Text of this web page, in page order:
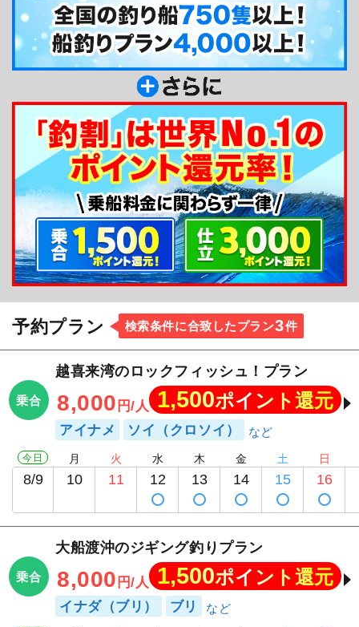
三陸は越喜来・崎浜で釣船始めました。エサ釣り
はもちろん、全国でもめずらしいルアーでのロック
フィッシュゲームは雑誌、ＴＶでも取り上げられま
した。あなたもやってみませんか？親切・丁寧をモ
ットーに御案内致します。よろしくお願いしま
す。
予約プラン 検索条件に合致したプラン3件
乗合
越喜来湾のロックフィッシュ！プラン
8,000 円/人 1,500ポイント還元
アイナメ ソイ（クロソイ）
今日
8/9
月
10
火
11
水
12
木
13
金
14
土
15
日
16
乗合
大船渡沖のジギング釣りプラン
8,000 円/人 1,500ポイント還元
イナダ（ブリ） ブリ